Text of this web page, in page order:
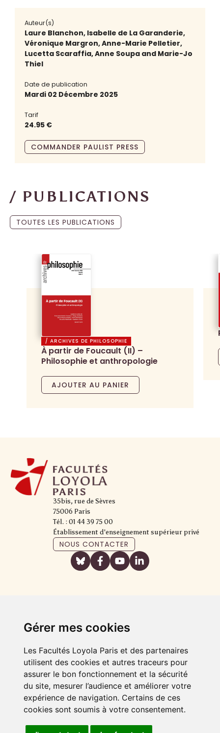
Gérer mes cookies
Les Facultés Loyola Paris et des partenaires
utilisent des cookies et autres traceurs pour
assurer le bon fonctionnement et la sécurité
du site, mesurer l’audience et améliorer votre
expérience de navigation. Certains de ces
cookies sont soumis à votre consentement.
Auteur(s)
Laure Blanchon, Isabelle de La Garanderie,
Véronique Margron, Anne-Marie Pelletier,
Lucetta Scaraffia, Anne Soupa and Marie-Jo
Thiel
Date de publication
Mardi 02 Décembre 2025
Tarif
24.95 €
COMMANDER PAULIST PRESS
/ PUBLICATIONS
TOUTES LES PUBLICATIONS
/ ARCHIVES DE PHILOSOPHIE
À partir de Foucault (II) –
Philosophie et anthropologie
AJOUTER AU PANIER
35bis, rue de Sèvres
75006 Paris
Tél. : 01 44 39 75 00
Établissement d'enseignement supérieur privé
NOUS CONTACTER